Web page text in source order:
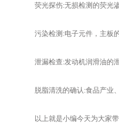
荧光探伤:无损检测的荧光
污染检测:电子元件，主板的
泄漏检查:发动机润滑油的泄
脱脂清洗的确认:食品产业、
以上就是小编今天为大家带